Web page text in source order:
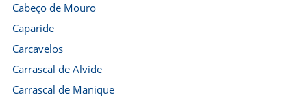
Cabeço de Mouro
Caparide
Carcavelos
Carrascal de Alvide
Carrascal de Manique